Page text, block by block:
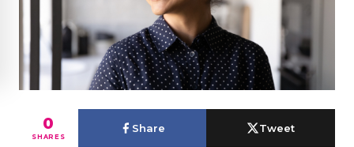
0
SHARES
Share Tweet